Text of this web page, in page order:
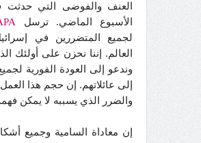
العنف والفوضى التي حدثت
الأسبوع الماضي. ترسل
لجميع المتضررين في
العالم. إننا نحزن على أولئك
وندعو إلى العودة الفورية
إلى عائلاتهم. إن حجم هذا العمل
والضرر الذي يسببه لا يمكن
إن معاداة السامية وجميع